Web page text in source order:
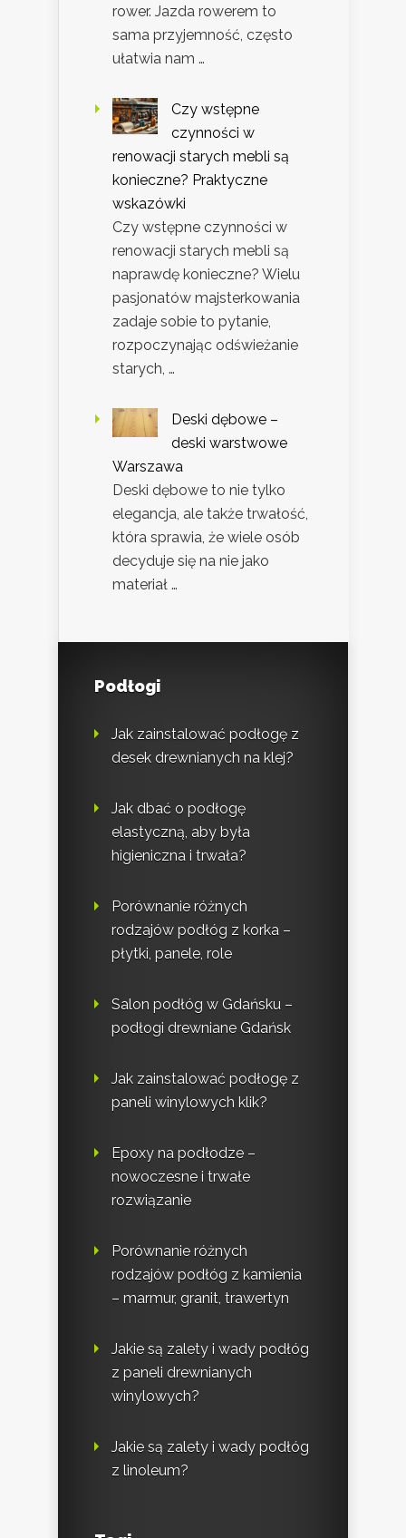
rower. Jazda rowerem to
sama przyjemność, często
ułatwia nam …
Czy wstępne
czynności w
renowacji starych mebli są
konieczne? Praktyczne
wskazówki
Czy wstępne czynności w
renowacji starych mebli są
naprawdę konieczne? Wielu
pasjonatów majsterkowania
zadaje sobie to pytanie,
rozpoczynając odświeżanie
starych, …
Deski dębowe –
deski warstwowe
Warszawa
Deski dębowe to nie tylko
elegancja, ale także trwałość,
która sprawia, że wiele osób
decyduje się na nie jako
materiał …
Podłogi
Jak zainstalować podłogę z
desek drewnianych na klej?
Jak dbać o podłogę
elastyczną, aby była
higieniczna i trwała?
Porównanie różnych
rodzajów podłóg z korka –
płytki, panele, role
Salon podłóg w Gdańsku –
podłogi drewniane Gdańsk
Jak zainstalować podłogę z
paneli winylowych klik?
Epoxy na podłodze –
nowoczesne i trwałe
rozwiązanie
Porównanie różnych
rodzajów podłóg z kamienia
– marmur, granit, trawertyn
Jakie są zalety i wady podłóg
z paneli drewnianych
winylowych?
Jakie są zalety i wady podłóg
z linoleum?